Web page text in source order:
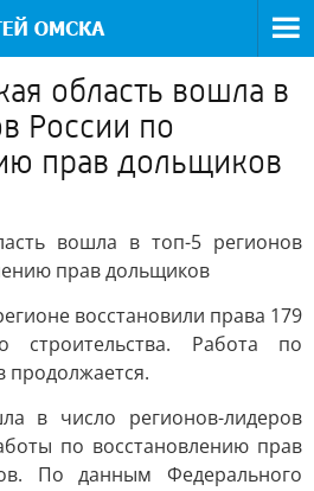
область вошла в
России по
прав дольщиков
вошла в топ-5 регионов
прав дольщиков
восстановили права 179
строительства. Работа по
продолжается.
в число регионов-лидеров
по восстановлению прав
По данным Федерального